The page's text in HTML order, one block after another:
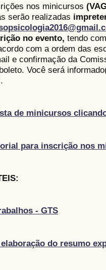
nos minicursos
serão realizadas
no evento, tendo
com a ordem das
e confirmação da
Você será
de minicursos
para inscrição nos
- GTS
do resumo